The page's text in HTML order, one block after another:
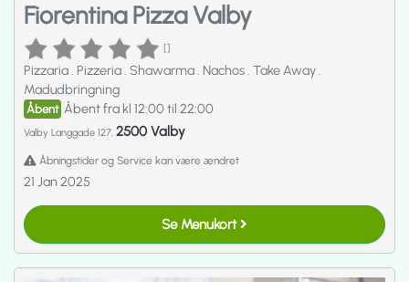
Fiorentina Pizza Valby
[]
Pizzaria. Pizzeria. Shawarma. Nachos. Take Away.
Madudbringning
Åbent Åbent fra kl 12:00 til 22:00
Valby Langgade 127, 2500 Valby
Åbningstider og Service kan være ændret
21 Jan 2025
Se Menukort